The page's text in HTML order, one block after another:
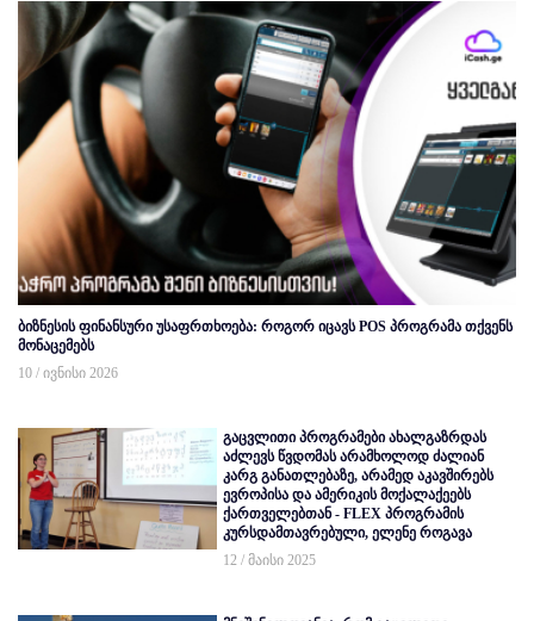
ბიზნესის ფინანსური უსაფრთხოება: როგორ იცავს POS პროგრამა თქვენს
მონაცემებს
10 / ივნისი 2026
გაცვლითი პროგრამები ახალგაზრდას
აძლევს წვდომას არამხოლოდ ძალიან
კარგ განათლებაზე, არამედ აკავშირებს
ევროპისა და ამერიკის მოქალაქეებს
ქართველებთან - FLEX პროგრამის
კურსდამთავრებული, ელენე როგავა
12 / მაისი 2025